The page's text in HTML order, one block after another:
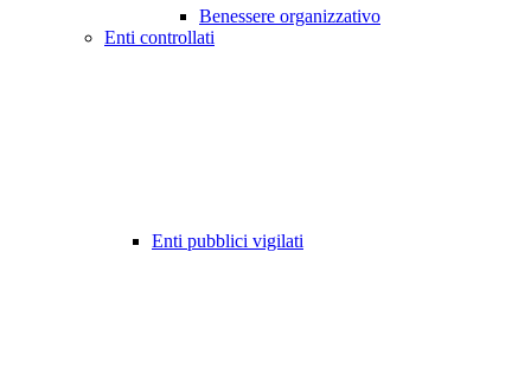
Benessere organizzativo
Enti controllati
Enti pubblici vigilati